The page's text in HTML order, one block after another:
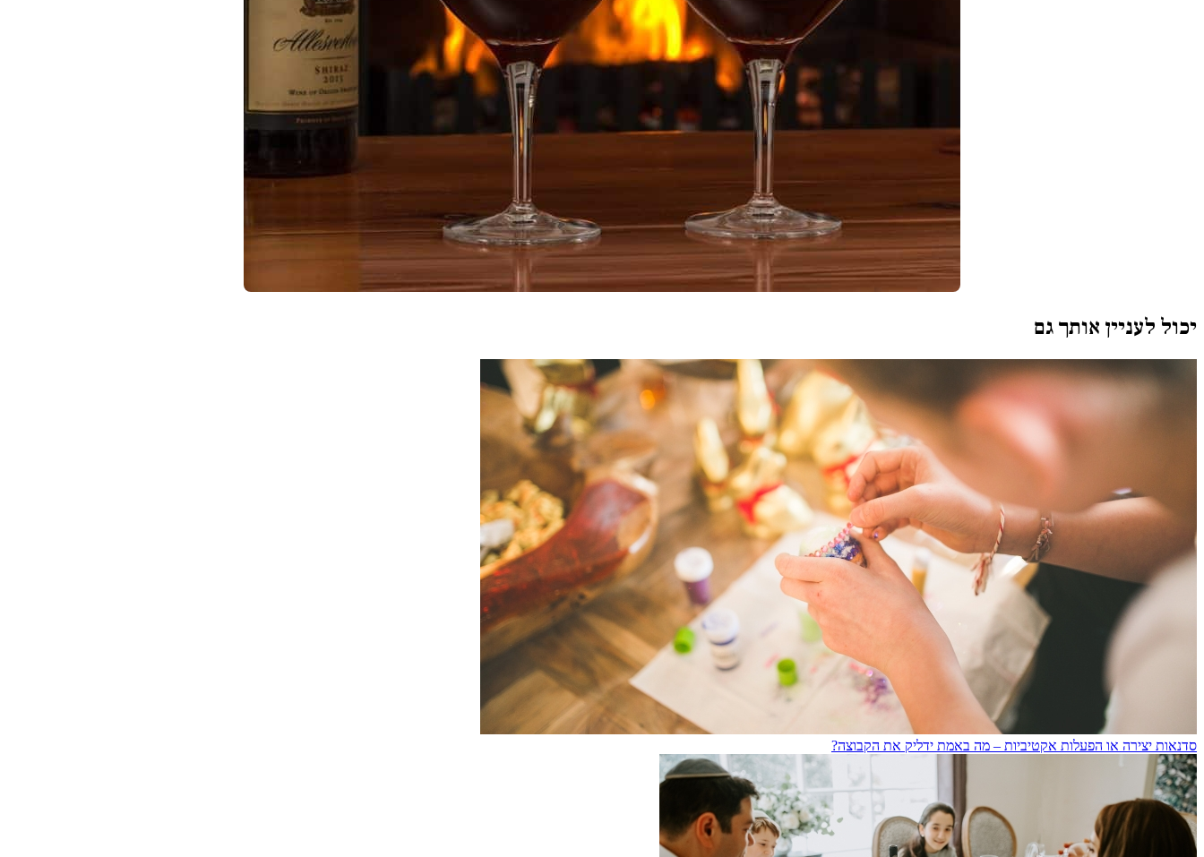
יכול לעניין אותך גם
סדנאות יצירה או הפעלות אקטיביות – מה באמת ידליק את הקבוצה?